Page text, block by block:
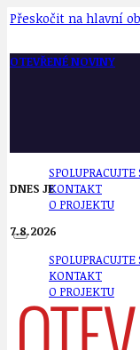
Přeskočit na hlavní
OTEVŘENÉ NOVINY
KONTAKT
O PROJEKTU
KONTAKT
O PROJEKTU
DNES JE
7.8.2026